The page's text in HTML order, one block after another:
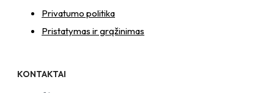
Privatumo politika
Pristatymas ir grąžinimas
KONTAKTAI